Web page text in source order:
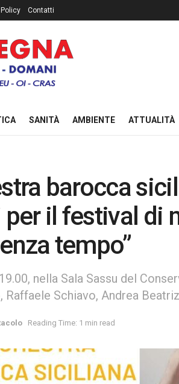
Contatti
SANITÀ AMBIENTE ATTUALITÀ
barocca
per il festival di
tempo”
nella Sala Sassu del
Raffaele Schiavo, Andrea
Reading Time: 1 min read